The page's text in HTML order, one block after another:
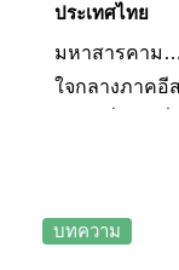
ประเทศไทย
มหาสารคาม…
ใจกลางภาคอี
ที่เที่ยวน่าสนใ
ของอีสานได้อ
บทความ